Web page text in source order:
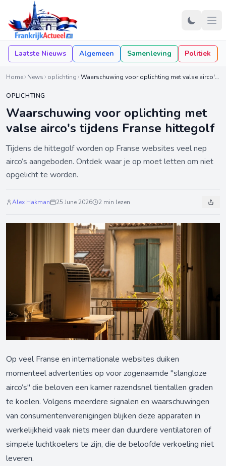
Laatste Nieuws Algemeen Samenleving Politiek
Home News oplichting Waarschuwing voor oplichting met valse airco's tijdens Franse hittegolf
OPLICHTING
Waarschuwing voor oplichting met
valse airco's tijdens Franse hittegolf
Tijdens de hittegolf worden op Franse websites veel nep
airco’s aangeboden. Ontdek waar je op moet letten om niet
opgelicht te worden.
Alex Hakman 25 June 2026 2 min lezen
Op veel Franse en internationale websites duiken
momenteel advertenties op voor zogenaamde "slangloze
airco’s" die beloven een kamer razendsnel tientallen graden
te koelen. Volgens meerdere signalen en waarschuwingen
van consumentenverenigingen blijken deze apparaten in
werkelijkheid vaak niets meer dan duurdere ventilatoren of
simpele luchtkoelers te zijn, die de beloofde verkoeling niet
leveren.